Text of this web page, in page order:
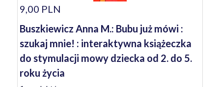
9,00 PLN
Buszkiewicz Anna M.: Bubu już mówi :
szukaj mnie! : interaktywna książeczka
do stymulacji mowy dziecka od 2. do 5.
roku życia